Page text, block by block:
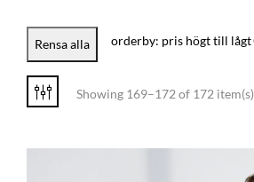
Rensa alla orderby: pris högt till lågt
Showing 169–172 of 172 item(s)